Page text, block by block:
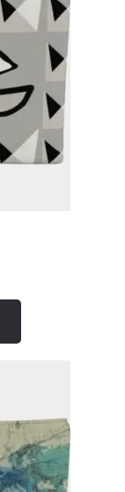
produit
variations.
Les
options